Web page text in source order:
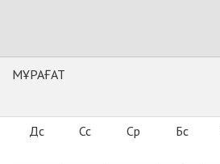
МҰРАҒАТ
Дс Сс Ср Бс